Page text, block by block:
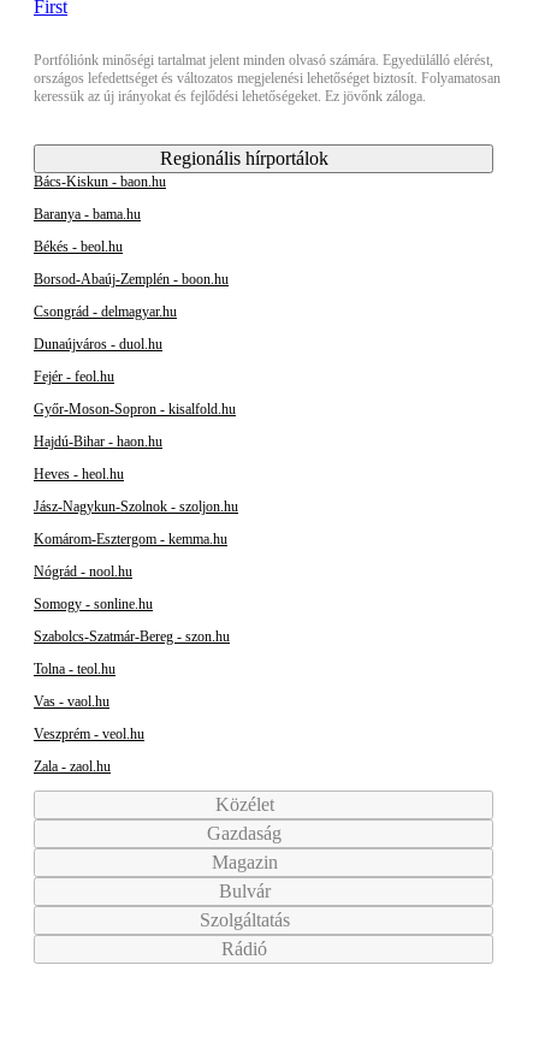
Portfóliónk minőségi tartalmat jelent minden olvasó számára. Egyedülálló elérést,
országos lefedettséget és változatos megjelenési lehetőséget biztosít. Folyamatosan
keressük az új irányokat és fejlődési lehetőségeket. Ez jövőnk záloga.
Regionális hírportálok
Bács-Kiskun - baon.hu
Baranya - bama.hu
Békés - beol.hu
Borsod-Abaúj-Zemplén - boon.hu
Csongrád - delmagyar.hu
Dunaújváros - duol.hu
Fejér - feol.hu
Győr-Moson-Sopron - kisalfold.hu
Hajdú-Bihar - haon.hu
Heves - heol.hu
Jász-Nagykun-Szolnok - szoljon.hu
Komárom-Esztergom - kemma.hu
Nógrád - nool.hu
Somogy - sonline.hu
Szabolcs-Szatmár-Bereg - szon.hu
Tolna - teol.hu
Vas - vaol.hu
Veszprém - veol.hu
Zala - zaol.hu
Közélet
Gazdaság
Magazin
Bulvár
Szolgáltatás
Rádió